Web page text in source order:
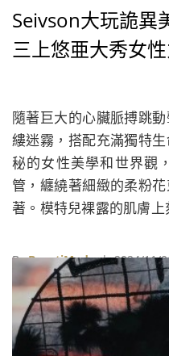
Seivson大玩詭異
三上悠亜大秀女
隨著巨大的心臟脈搏跳
縷迷霧，搭配充滿獨特
秘的女性美學和世界觀
管，纏繞著細緻的柔粉
著。模特兒裸露的肌膚
上的烙印，這些看似不
的故事。
ByBeautiMode| 2024/11/